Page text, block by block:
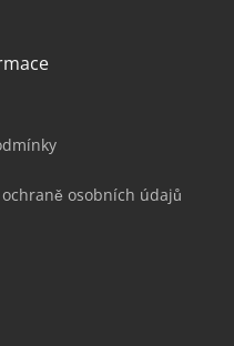
osobních údajů